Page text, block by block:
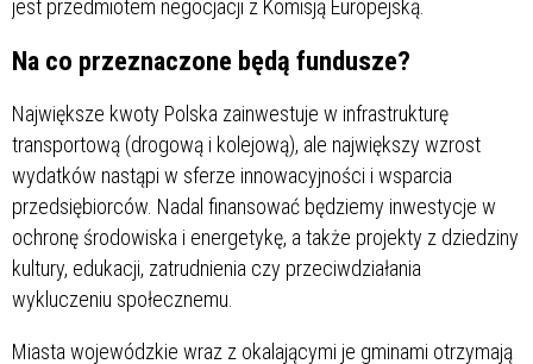
jest przedmiotem negocjacji z Komisją Europejską.
Na co przeznaczone będą fundusze?
Największe kwoty Polska zainwestuje w infrastrukturę
transportową (drogową i kolejową), ale największy wzrost
wydatków nastąpi w sferze innowacyjności i wsparcia
przedsiębiorców. Nadal finansować będziemy inwestycje w
ochronę środowiska i energetykę, a także projekty z dziedziny
kultury, edukacji, zatrudnienia czy przeciwdziałania
wykluczeniu społecznemu.
Miasta wojewódzkie wraz z okalającymi je gminami otrzymają